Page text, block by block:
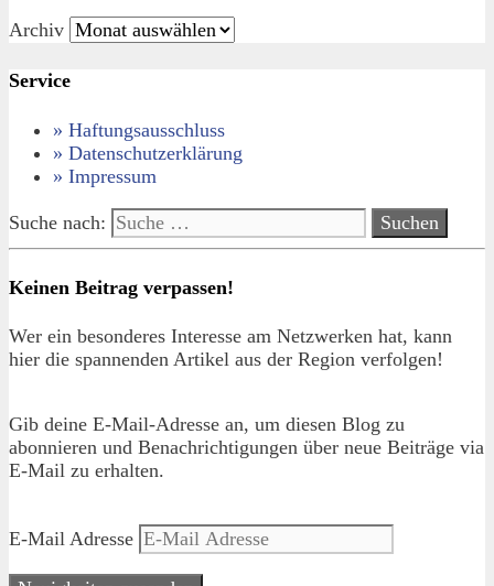
Archiv
Service
» Haftungsausschluss
» Datenschutzerklärung
» Impressum
Suche nach:
Keinen Beitrag verpassen!
Wer ein besonderes Interesse am Netzwerken hat, kann
hier die spannenden Artikel aus der Region verfolgen!
Gib deine E-Mail-Adresse an, um diesen Blog zu
abonnieren und Benachrichtigungen über neue Beiträge via
E-Mail zu erhalten.
E-Mail Adresse